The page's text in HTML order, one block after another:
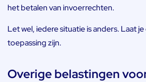
het betalen van invoerrechten.
Let wel, iedere situatie is anders. Laat
toepassing zijn.
Overige belastingen